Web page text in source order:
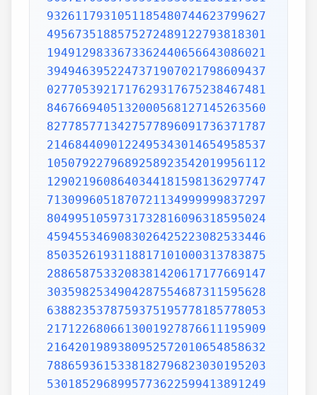
9326117931051185480744623799627
4956735188575272489122793818301
1949129833673362440656643086021
3949463952247371907021798609437
0277053921717629317675238467481
8467669405132000568127145263560
8277857713427577896091736371787
2146844090122495343014654958537
1050792279689258923542019956112
1290219608640344181598136297747
7130996051870721134999999837297
8049951059731732816096318595024
4594553469083026425223082533446
8503526193118817101000313783875
2886587533208381420617177669147
3035982534904287554687311595628
6388235378759375195778185778053
2171226806613001927876611195909
2164201989380952572010654858632
7886593615338182796823030195203
5301852968995773622599413891249